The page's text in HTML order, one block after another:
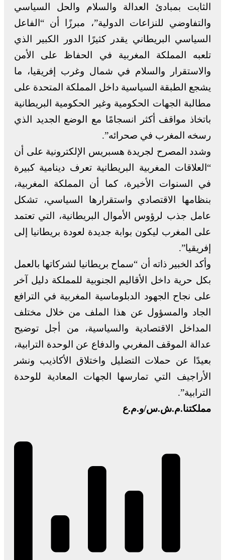
الثابت بمبادئ العدالة والسلام والحل السياسي
والتفاوضي للنزاعات الدولية”، مبرزًا أن “الفاعل
السياسي البريطاني يقدر كثيرًا الدور الكبير الذي
تلعبه المملكة المغربية في الحفاظ على الأمن
والاستقرار والسلام في شمال وغرب إفريقيا، ما
يشجع الطبقة السياسية داخل المملكة المتحدة على
مطالبة الجهات الحكومية وغير الحكومية البريطانية
باتخاذ مواقف أكثر انسجامًا مع الوضع الجديد الذي
رسخه المغرب في صحرائه”.
وشدد المصرح لجريدة هسبريس الإلكترونية على أن
“العلاقات المغربية البريطانية تعرف دينامية كبيرة
في السنوات الأخيرة، كما أن المملكة المغربية،
بنظامها الاقتصادي واستقرارها السياسي، تشكل
عامل جذب لرؤوس الأموال البريطانية، التي تعتمد
على المغرب ليكون بوابة جديدة لعودة بريطانيا إلى
إفريقيا”.
وأكد الخبير ذاته أن “سماح بريطانيا لشركاتها بالعمل
بكل حرية داخل الأقاليم الجنوبية للمملكة دليل آخر
على نجاح الجهود الدبلوماسية المغربية في الترافع
الجاد والمسؤول عن هذا الملف من خلال مختلف
المداخل الاقتصادية والسياسية، من أجل توضيح
عدالة الموقف المغربي والدفاع عن الوحدة الترابية،
بعيدًا عن حملات التضليل واختلاق الأكاذيب ونشر
الأراجيف التي تمارسها الجهات المعادية للوحدة
الترابية”.
مملكتنا.م.ش.س/و.م.ع